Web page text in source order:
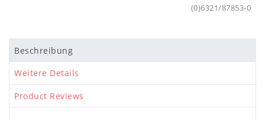
(0)6321/87853-0
Beschreibung
Weitere Details
Product Reviews